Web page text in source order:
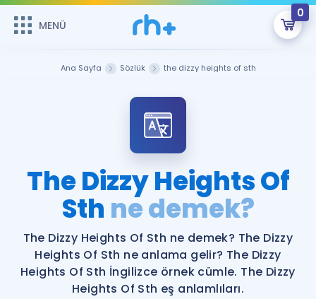
MENÜ
0
Şifremi Hatırlamıyorum
Sepetin Şu An Boş.
Remzi Hoca ile seni sınava hazırlayacak onlarca eğitim seni
bekliyor!
MENÜ
Katılımcı Görüşleri
Faydalı Araçlar
Ücretsiz Kaynaklar
Blog
İngilizce Gramer
Kariyer
Ana Sayfa Sözlük the dizzy heights of sth
The Dizzy Heights Of
Sth ne demek?
The Dizzy Heights Of Sth ne demek? The Dizzy
Heights Of Sth ne anlama gelir? The Dizzy
Heights Of Sth İngilizce örnek cümle. The Dizzy
Heights Of Sth eş anlamlıları.